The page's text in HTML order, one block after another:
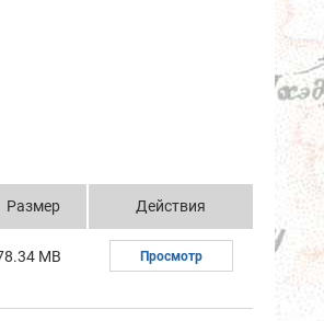
Размер Действия
MB Просмотр